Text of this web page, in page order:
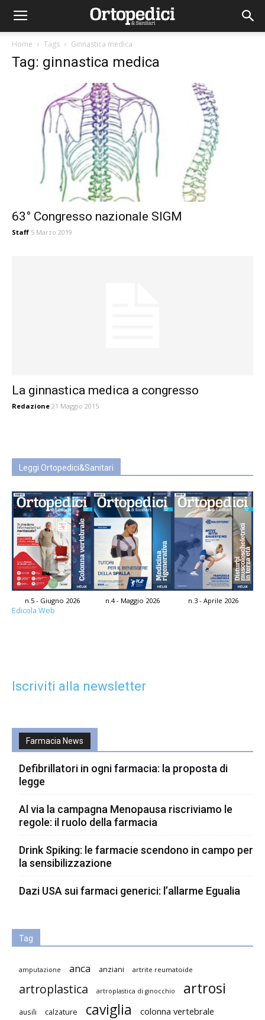
Home Tags Ginnastica medica
Tag: ginnastica medica
63° Congresso nazionale SIGM
Staff 5 Marzo 2019
La ginnastica medica a congresso
Redazione 21 Maggio 2015
Leggi Ortopedici&Sanitari
n.5 - Giugno 2026 n.4 - Maggio 2026 n.3 - Aprile 2026
Edicola Web
Iscriviti alla newsletter
Farmacia News
Defibrillatori in ogni farmacia: la proposta di
legge
Al via la campagna Menopausa riscriviamo le
regole: il ruolo della farmacia
Drink Spiking: le farmacie scendono in campo per
la sensibilizzazione
Dazi USA sui farmaci generici: l’allarme Egualia
Tag
amputazione anca anziani artrite reumatoide
artroplastica artroplastica di ginocchio artrosi
ausili calzature caviglia colonna vertebrale